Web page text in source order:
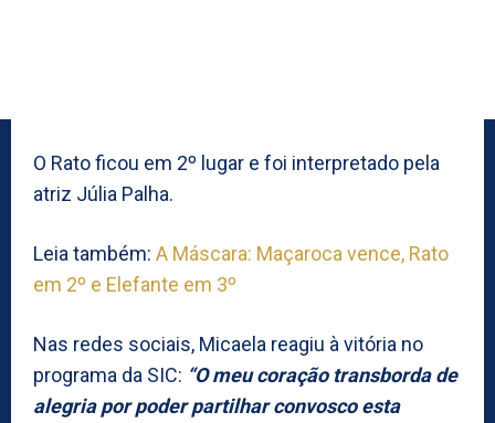
O Rato ficou em 2º lugar e foi interpretado pela
atriz Júlia Palha.
Leia também: A Máscara: Maçaroca vence, Rato
em 2º e Elefante em 3º
Nas redes sociais, Micaela reagiu à vitória no
programa da SIC: “O meu coração transborda de
alegria por poder partilhar convosco esta